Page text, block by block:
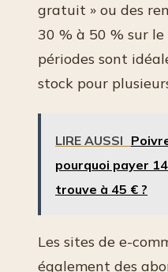
gratuit » ou des
30 % à 50 % sur
périodes sont
stock pour
LIRE AUSSI
pourquoi payer
trouve à 45 € ?
Les sites de e-
également des